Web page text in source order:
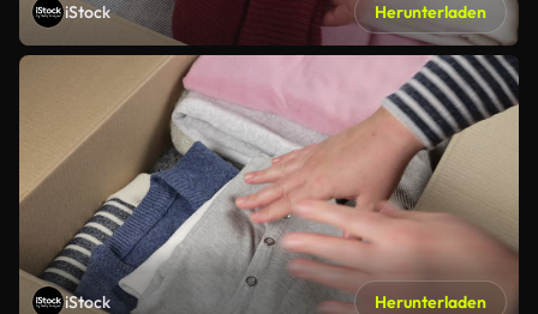
iStock Herunterladen
iStock Herunterladen